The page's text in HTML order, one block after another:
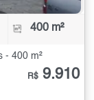
400 m²
- 400 m²
R$ 9.910